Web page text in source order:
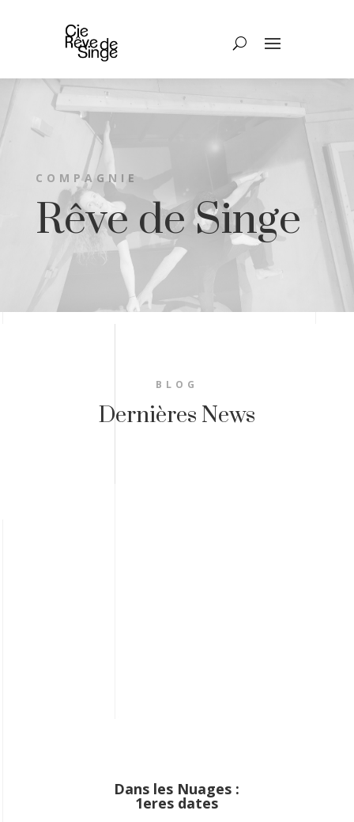
COMPAGNIE
Rêve de Singe
BLOG
Dernières News
Dans les Nuages :
1eres dates